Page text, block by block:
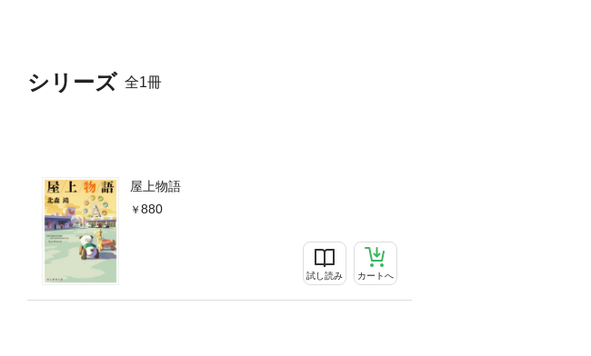
シリーズ 全1冊
屋上物語
880
試し読み カートへ